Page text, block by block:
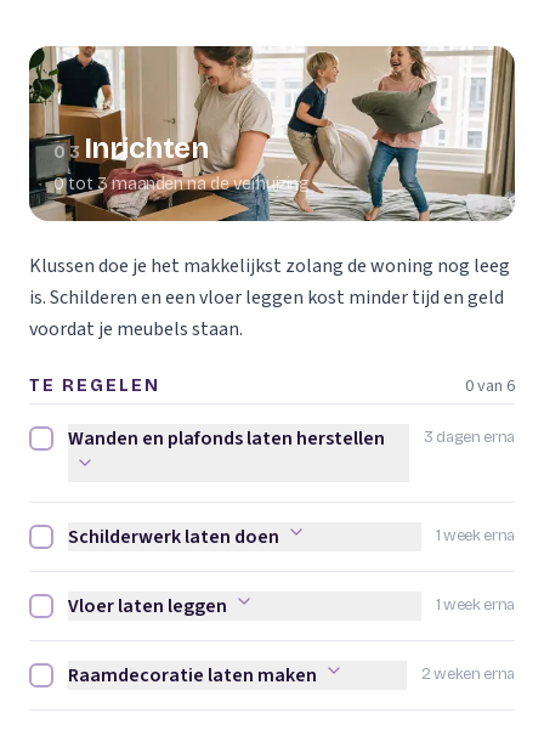
03 Inrichten
0 tot 3 maanden na de verhuizing
Klussen doe je het makkelijkst zolang de woning nog leeg
is. Schilderen en een vloer leggen kost minder tijd en geld
voordat je meubels staan.
TE REGELEN 0 van 6
3 dagen erna
Wanden en plafonds laten herstellen afvinken
Wanden en plafonds laten herstellen
1 week erna
Schilderwerk laten doen afvinken
Schilderwerk laten doen
1 week erna
Vloer laten leggen afvinken
Vloer laten leggen
2 weken erna
Raamdecoratie laten maken afvinken
Raamdecoratie laten maken